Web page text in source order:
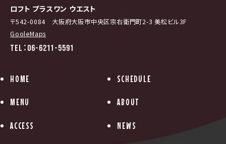
ロフト プラスワン ウエスト
〒542-0084 大阪府大阪市中央区宗右衛門町2-3 美松ビル3F
GooleMaps
TEL：06-6211-5591
HOME SCHEDULE
MENU ABOUT
ACCESS NEWS